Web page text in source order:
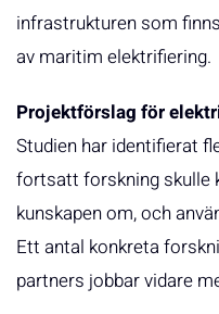
infrastrukturen som
av maritim elektrifiering.
Projektförslag för
Studien har identifierat
fortsatt forskning skulle
kunskapen om, och
Ett antal konkreta
partners jobbar vidare